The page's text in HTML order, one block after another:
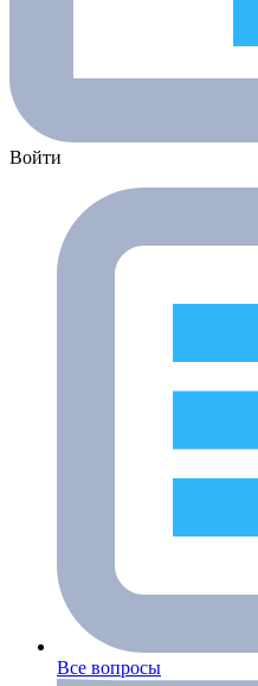
Войти
Все вопросы